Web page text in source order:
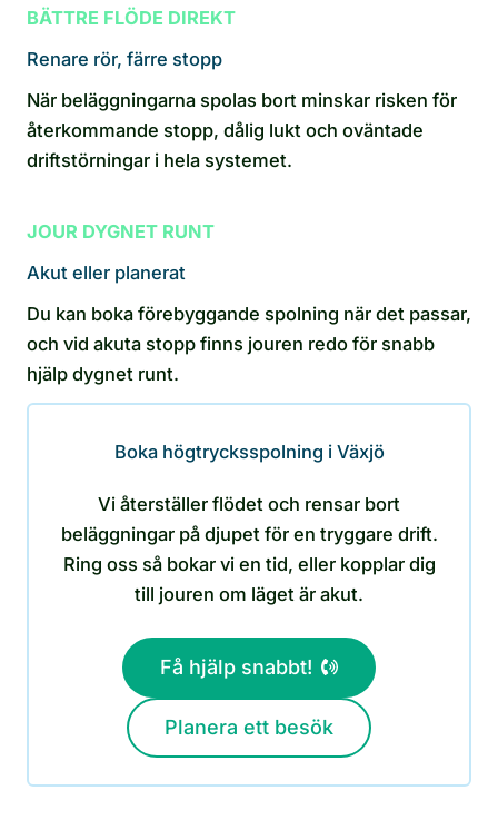
BÄTTRE FLÖDE DIREKT
Renare rör, färre stopp
När beläggningarna spolas bort minskar risken för
återkommande stopp, dålig lukt och oväntade
driftstörningar i hela systemet.
JOUR DYGNET RUNT
Akut eller planerat
Du kan boka förebyggande spolning när det passar,
och vid akuta stopp finns jouren redo för snabb
hjälp dygnet runt.
Boka högtrycksspolning i Växjö
Vi återställer flödet och rensar bort
beläggningar på djupet för en tryggare drift.
Ring oss så bokar vi en tid, eller kopplar dig
till jouren om läget är akut.
Få hjälp snabbt!
Planera ett besök